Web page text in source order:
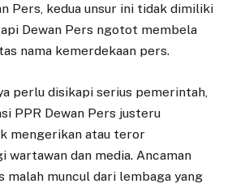
Pers, kedua unsur ini tidak dimiliki
Dewan Pers ngotot membela
nama kemerdekaan pers.
perlu disikapi serius pemerintah,
PPR Dewan Pers justeru
mengerikan atau teror
wartawan dan media. Ancaman
malah muncul dari lembaga yang